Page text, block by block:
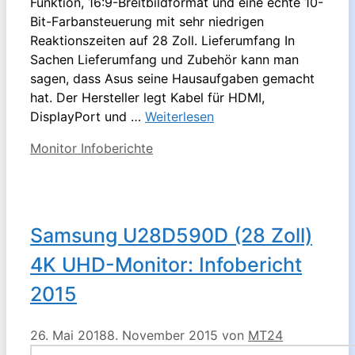
Bit-Farbansteuerung mit sehr niedrigen
Reaktionszeiten auf 28 Zoll. Lieferumfang In
Sachen Lieferumfang und Zubehör kann man
sagen, dass Asus seine Hausaufgaben gemacht
hat. Der Hersteller legt Kabel für HDMI,
DisplayPort und … Weiterlesen
Kategorien
Monitor Infoberichte
Samsung U28D590D (28 Zoll)
4K UHD-Monitor: Infobericht
2015
26. Mai 20188. November 2015 von MT24